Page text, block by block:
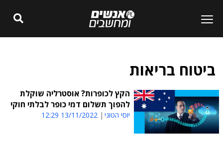
ביטוח בריאות
הקץ לכופרות? אוסטרליה שוקלת
להפוך תשלום דמי כופר לבלתי חוקי
יוסי הטוני 13/11/2022 12:29